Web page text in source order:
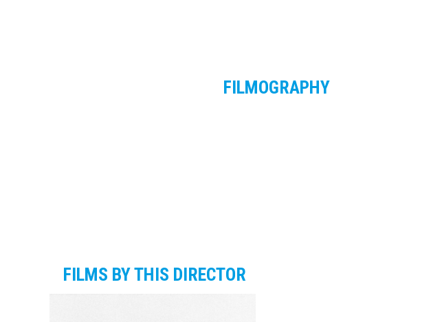
FILMOGRAPHY
FILMS BY THIS DIRECTOR